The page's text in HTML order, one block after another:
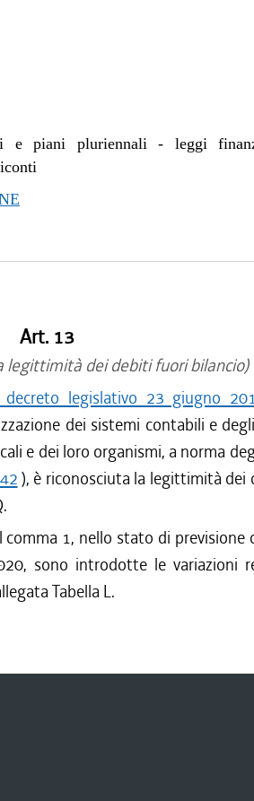
e piani pluriennali - leggi
Art. 13
legittimità dei debiti fuori bilancio)
legislativo 23 giugno
dei sistemi contabili e
e dei loro organismi, a norma
), è riconosciuta la legittimità dei
1, nello stato di previsione
sono introdotte le variazioni
Tabella L.